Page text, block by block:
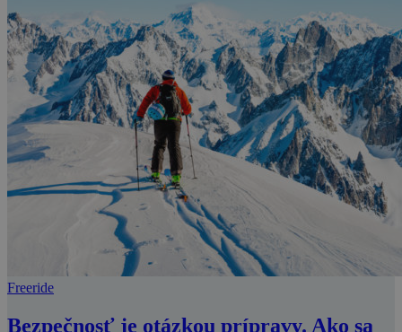
Freeride
Bezpečnosť je otázkou prípravy. Ako sa